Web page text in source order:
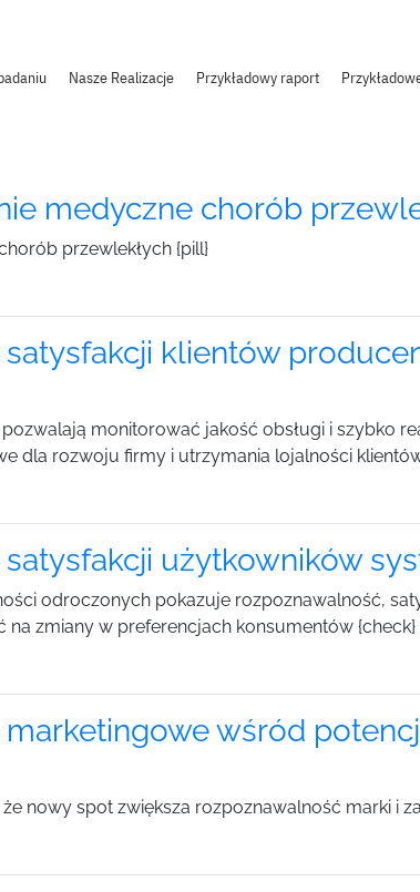
Nasze Realizacje Przykładowy raport
medyczne chorób
przewlekłych {pill}
satysfakcji klientów
monitorować jakość obsługi i szybko
dla rozwoju firmy i utrzymania lojalności
satysfakcji użytkowników
odroczonych pokazuje rozpoznawalność,
zmiany w preferencjach konsumentów {check}
marketingowe wśród
nowy spot zwiększa rozpoznawalność marki i